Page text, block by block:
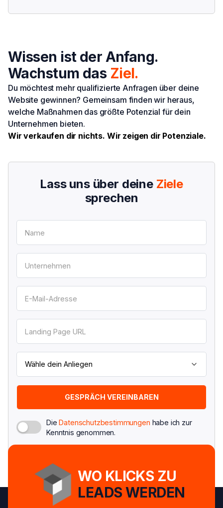
Wissen ist der Anfang.
Wachstum das Ziel.
Du möchtest mehr qualifizierte Anfragen über deine
Website gewinnen? Gemeinsam finden wir heraus,
welche Maßnahmen das größte Potenzial für dein
Unternehmen bieten.
Wir verkaufen dir nichts. Wir zeigen dir Potenziale.
Lass uns über deine Ziele
sprechen
DieDatenschutzbestimmungen habe ich zur
Kenntnis genommen.
WO KLICKS ZU
LEADS WERDEN